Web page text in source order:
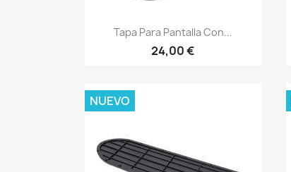
Vista rápida
Tapa Para Pantalla Con...
24,00 €
NUEVO